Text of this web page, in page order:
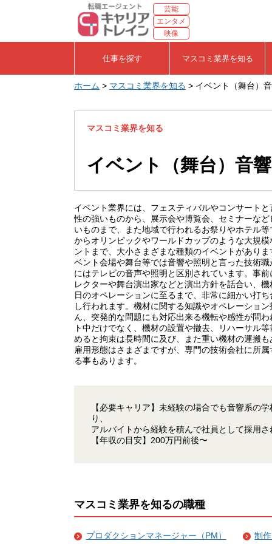
芸能
エンタメ
映像
仕事を探す マスコミ業界を知る
ホーム > マスコミ業界を知る > イベント（舞台）
マスコミ業界を知る
イベント（舞台）音
イベント業界には、フェスティバルやコンサートと
性の強いものから、展示会や博覧会、セミナーなど
いものまで、また地域で行われるお祭りやホテル
からオリンピックやワールドカップのような大規
ントまで、大小さまざまな種類のイベントがありま
ベント会場や舞台等では音響や照明と言った技術職
にはテレビの音声や照明と区別されています。事前
レクターや舞台演出家などと演出方針を話合い、機
日のオペレーションに至るまで、非常に細かい打ち
し行われます。機材に関する知識やオペレーション
ん、突発的な問題にも対応出来る機転や感性が問
ト中だけでなく、機材の設置や撤去、リハーサル
めると拘束は長時間に及び、また重い機材の運搬
雇用形態はさまざまですが、専門の技術会社に所
る事もあります。
【必要キャリア】未経験の場合でも音響系の
り、
アルバイトから経験を積んで社員として採用さ
【年収の目安】200万円前後〜
マスコミ業界を知るの職種
プロダクションマネージャー（PM） 制